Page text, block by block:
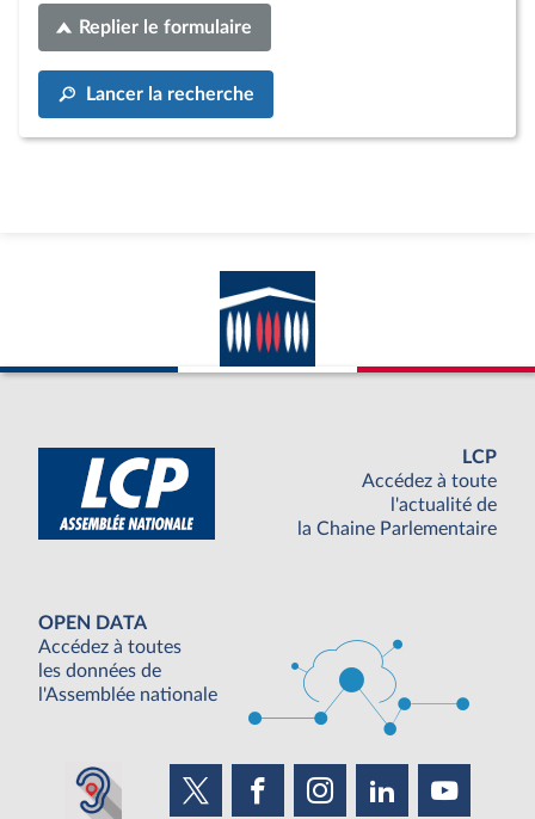
Replier le formulaire
Lancer la recherche
LCP
Accédez à toute
l'actualité de
la Chaine Parlementaire
OPEN DATA
Accédez à toutes
les données de
l'Assemblée nationale